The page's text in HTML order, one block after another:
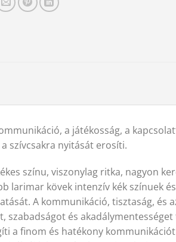
a játékosság, a
szívcsakra nyitását erosíti.
színu, viszonylag ritka, nagyon
larimar kövek intenzív kék színuek
A kommunikáció, tisztaság, és
és
a finom és hatékony